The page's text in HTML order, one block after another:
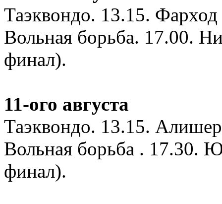
Таэквондо. 13.15.
Вольная борьба. 17.00.
финал).
11-ого августа
Таэквондо. 13.15.
Вольная борьба . 17.30.
финал).